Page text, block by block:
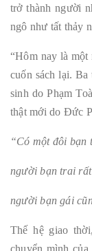
trở thành người
ngô như tất thảy
“Hôm nay là
cuốn sách lại.
sinh do Phạm
thật mới do Đức
“Có một đôi bạn
người bạn trai
người bạn gái
Thế hệ giao
chuyển mình